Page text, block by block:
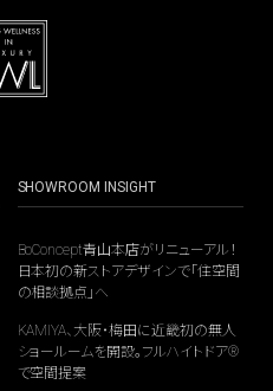
SHOWROOM INSIGHT
BoConcept青山本店がリニューアル！
日本初の新ストアデザインで「住空間
の相談拠点」へ
KAMIYA、大阪・梅田に近畿初の無人
ショールームを開設。フルハイトドア®
で空間提案